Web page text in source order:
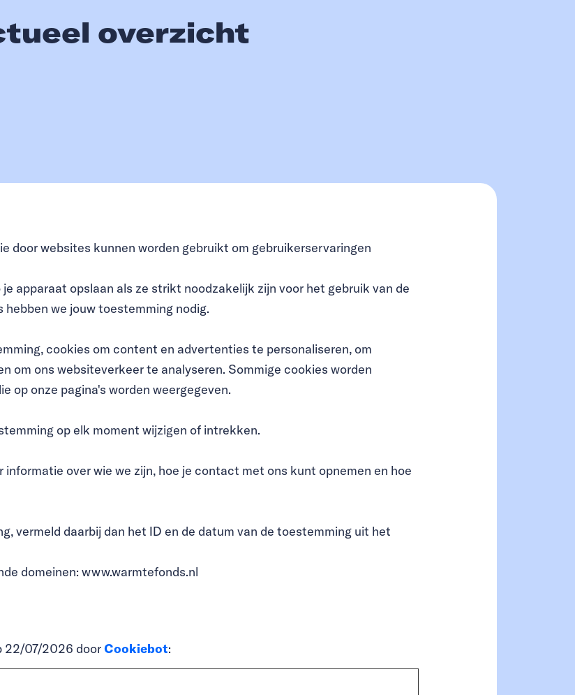
overzicht
door websites kunnen worden gebruikt om gebruikerservaringen
apparaat opslaan als ze strikt noodzakelijk zijn voor het gebruik van de
we jouw toestemming nodig.
cookies om content en advertenties te personaliseren, om
om ons websiteverkeer te analyseren. Sommige cookies worden
op onze pagina's worden weergegeven.
op elk moment wijzigen of intrekken.
informatie over wie we zijn, hoe je contact met ons kunt opnemen en hoe
vermeld daarbij dan het ID en de datum van de toestemming uit het
domeinen: www.warmtefonds.nl
22/07/2026 door Cookiebot: